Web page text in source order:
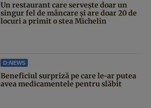
Un restaurant care servește doar un
singur fel de mâncare și are doar 20 de
locuri a primit o stea Michelin
D:NEWS
Beneficiul surpriză pe care le-ar putea
avea medicamentele pentru slăbit